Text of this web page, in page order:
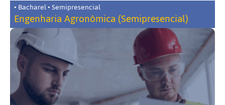
• Bacharel • Semipresencial
Engenharia Agronômica (Semipresencial)